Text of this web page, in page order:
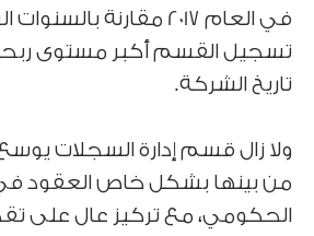
في العام 2017 مقارنة
تسجيل القسم أكبر مستوى
تاريخ الشركة.
ولا زال قسم إدارة السجلات
من بينها بشكل خاص العقود
الحكومي، مع تركيز عال على